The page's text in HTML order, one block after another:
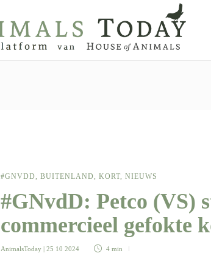
#GNVDD, BUITENLAND, KORT, NIEUWS
#GNvdD: Petco (VS)
commercieel gefokte
AnimalsToday | 25 10 2024 4 min